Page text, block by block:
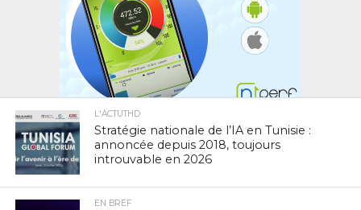
L'ACTUTHD
Stratégie nationale de l’IA en Tunisie :
annoncée depuis 2018, toujours
introuvable en 2026
EN BREF